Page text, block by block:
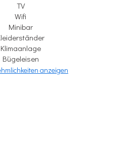
TV
Wifi
Minibar
Klimaanlage
Bügeleisen
anzeigen